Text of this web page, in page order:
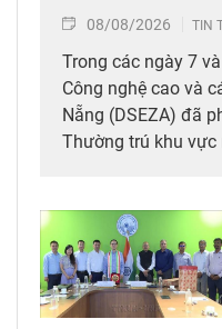
08/08/2026 TIN
Trong các ngày 7
Công nghệ cao và
Nẵng (DSEZA) đã
Thường trú khu vực
cho đồng bào
(thành phố Đà